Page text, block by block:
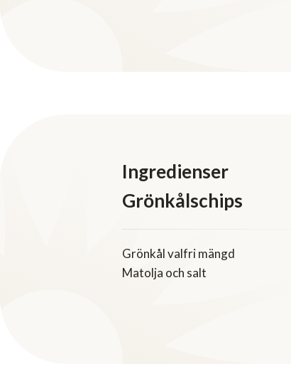
Ingredienser
Grönkålschips
Grönkål valfri mängd
Matolja och salt